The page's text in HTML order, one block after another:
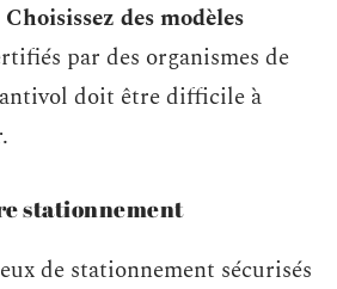
Choisissez des modèles
par des organismes de
doit être difficile à
stationnement
de stationnement sécurisés